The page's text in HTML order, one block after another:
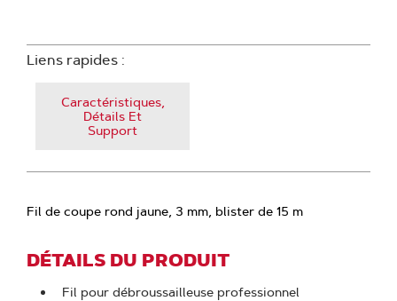
Liens rapides :
Caractéristiques,
Détails Et
Support
Fil de coupe rond jaune, 3 mm, blister de 15 m
DÉTAILS DU PRODUIT
Fil pour débroussailleuse professionnel